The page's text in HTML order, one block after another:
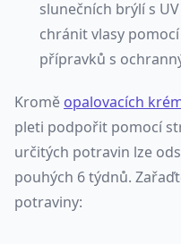
slunečních brýlí s
chránit vlasy
přípravků s
Kromě opalovacích
pleti podpořit pomocí
určitých potravin lze
pouhých 6 týdnů.
potraviny: